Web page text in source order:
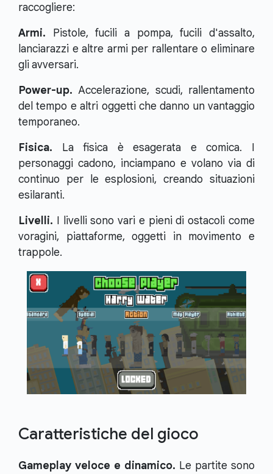
raccogliere:
Armi. Pistole, fucili a pompa, fucili d'assalto,
lanciarazzi e altre armi per rallentare o eliminare
gli avversari.
Power-up. Accelerazione, scudi, rallentamento
del tempo e altri oggetti che danno un vantaggio
temporaneo.
Fisica. La fisica è esagerata e comica. I
personaggi cadono, inciampano e volano via di
continuo per le esplosioni, creando situazioni
esilaranti.
Livelli. I livelli sono vari e pieni di ostacoli come
voragini, piattaforme, oggetti in movimento e
trappole.
Caratteristiche del gioco
Gameplay veloce e dinamico. Le partite sono